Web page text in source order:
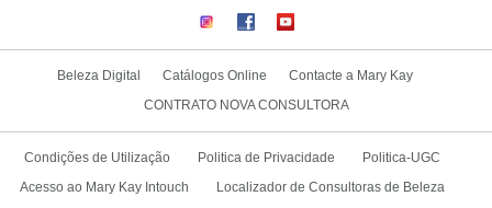
Beleza Digital Catálogos Online
Contacte a Mary Kay
CONTRATO NOVA CONSULTORA
Condições de Utilização Politica de Privacidade
Politica-UGC
Acesso ao Mary Kay Intouch
Localizador de Consultoras de Beleza